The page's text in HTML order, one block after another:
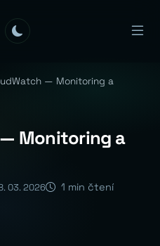
— Monitoring a
— Monitoring a
03. 2026 1 min čtení